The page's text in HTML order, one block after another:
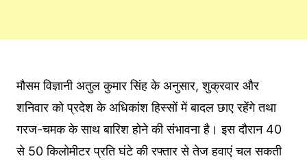
मौसम विज्ञानी अतुल कुमार सिंह के अनुसार, शुक्रवार और
शनिवार को प्रदेश के अधिकांश हिस्सों में बादल छाए रहेंगे तथा
गरज-चमक के साथ बारिश होने की संभावना है। इस दौरान 40
से 50 किलोमीटर प्रति घंटे की रफ्तार से तेज हवाएं चल सकती